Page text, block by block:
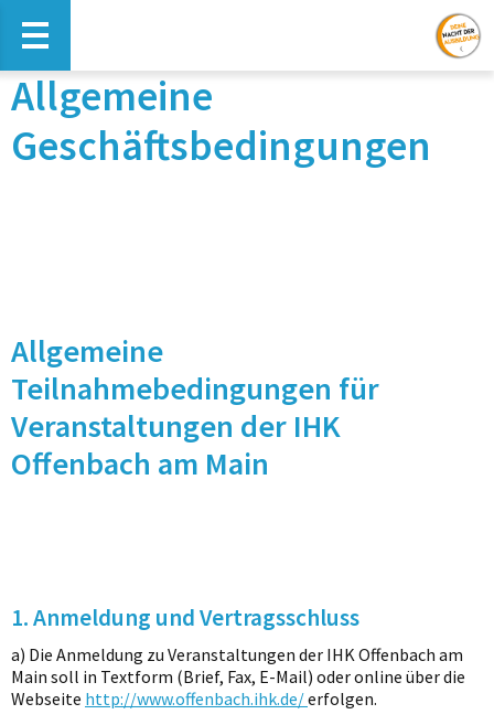
Allgemeine
Geschäftsbedingungen
Allgemeine
Teilnahmebedingungen für
Veranstaltungen der IHK
Offenbach am Main
1. Anmeldung und Vertragsschluss
a) Die Anmeldung zu Veranstaltungen der IHK Offenbach am
Main soll in Textform (Brief, Fax, E-Mail) oder online über die
Webseite http://www.offenbach.ihk.de/erfolgen.